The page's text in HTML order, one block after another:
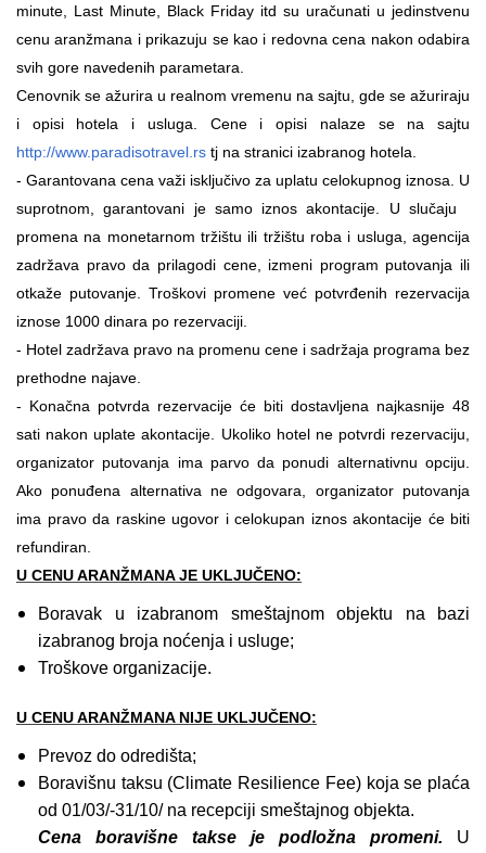
minute, Last Minute, Black Friday itd su uračunati u jedinstvenu
cenu aranžmana i prikazuju se kao i redovna cena nakon odabira
svih gore navedenih parametara.
Cenovnik se ažurira u realnom vremenu na sajtu, gde se ažuriraju
i opisi hotela i usluga. Cene i opisi nalaze se na sajtu
http://www.paradisotravel.rs tj na stranici izabranog hotela.
- Garantovana cena važi isključivo za uplatu celokupnog iznosa. U
suprotnom, garantovani je samo iznos akontacije. U slučaju
promena na monetarnom tržištu ili tržištu roba i usluga, agencija
zadržava pravo da prilagodi cene, izmeni program putovanja ili
otkaže putovanje. Troškovi promene već potvrđenih rezervacija
iznose 1000 dinara po rezervaciji.
- Hotel zadržava pravo na promenu cene i sadržaja programa bez
prethodne najave.
- Konačna potvrda rezervacije će biti dostavljena najkasnije 48
sati nakon uplate akontacije. Ukoliko hotel ne potvrdi rezervaciju,
organizator putovanja ima parvo da ponudi alternativnu opciju.
Ako ponuđena alternativa ne odgovara, organizator putovanja
ima pravo da raskine ugovor i celokupan iznos akontacije će biti
refundiran.
U CENU ARANŽMANA JE UKLJUČENO:
Boravak u izabranom smeštajnom objektu na bazi
izabranog broja noćenja i usluge;
Troškove organizacije.
U CENU ARANŽMANA NIJE UKLJUČENO:
Prevoz do odredišta;
Boravišnu taksu (Climate Resilience Fee) koja se plaća
od 01/03/-31/10/ na recepciji smeštajnog objekta.
Cena boravišne takse je podložna promeni. U